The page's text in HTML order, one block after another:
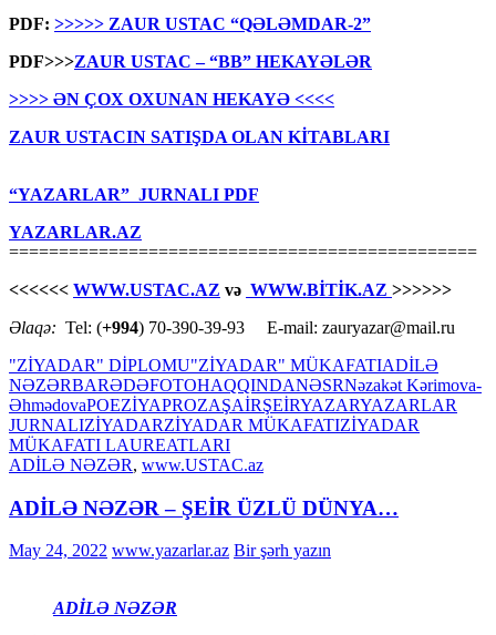
PDF: >>>>> ZAUR USTAC “QƏLƏMDAR-2”
PDF>>>ZAUR USTAC – “BB” HEKAYƏLƏR
>>>> ƏN ÇOX OXUNAN HEKAYƏ <<<<
ZAUR USTACIN SATIŞDA OLAN KİTABLARI
“YAZARLAR” JURNALI PDF
YAZARLAR.AZ
===============================================
<<<<<< WWW.USTAC.AZ və WWW.BİTİK.AZ >>>>>>
Əlaqə: Tel: (+994) 70-390-39-93 E-mail: zauryazar@mail.ru
"ZİYADAR" DİPLOMU"ZİYADAR" MÜKAFATIADİLƏ
NƏZƏRBARƏDƏFOTOHAQQINDANƏSRNəzakət Kərimova-
ƏhmədovaPOEZİYAPROZAŞAİRŞEİRYAZARYAZARLAR
JURNALIZİYADARZİYADAR MÜKAFATIZİYADAR
MÜKAFATI LAUREATLARI
ADİLƏ NƏZƏR, www.USTAC.az
ADİLƏ NƏZƏR – ŞEİR ÜZLÜ DÜNYA…
May 24, 2022 www.yazarlar.az Bir şərh yazın
ADİLƏ NƏZƏR